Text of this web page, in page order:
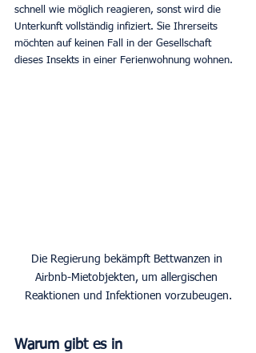
schnell wie möglich reagieren, sonst wird die
Unterkunft vollständig infiziert. Sie Ihrerseits
möchten auf keinen Fall in der Gesellschaft
dieses Insekts in einer Ferienwohnung wohnen.
Die Regierung bekämpft Bettwanzen in
Airbnb-Mietobjekten, um allergischen
Reaktionen und Infektionen vorzubeugen.
Warum gibt es in